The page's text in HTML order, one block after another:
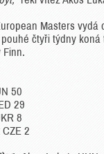
Masters vydá
čtyři týdny koná
Finn.
50
29
8
2